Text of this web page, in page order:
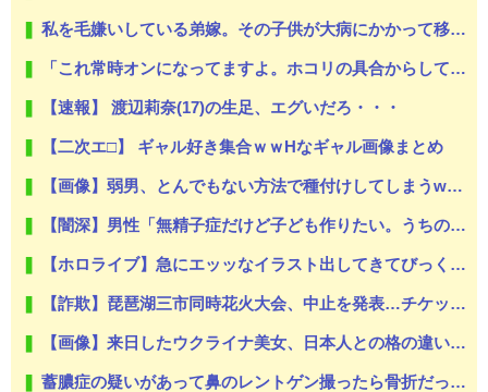
私を毛嫌いしている弟嫁。その子供が大病にかかって移植が必要になったが、検査の結果私は提供者になれなかった。ここで弟嫁爆発。弟嫁「疫病神！子供がタヒんだらお前のせいだ！」
「これ常時オンになってますよ。ホコリの具合からして、だいぶ長いこと」8年分のガス代の正体…？
【速報】 渡辺莉奈(17)の生足、エグいだろ・・・
【二次エ□】 ギャル好き集合ｗｗHなギャル画像まとめ
【画像】弱男、とんでもない方法で種付けしてしまうwww
【闇深】男性「無精子症だけど子ども作りたい。うちの妻と性交渉してくれ」 友人「…わかった」⇒結果！
【ホロライブ】急にエッッなイラスト出してきてびっくりしたで
【詐欺】琵琶湖三市同時花火大会、中止を発表…チケット代や出店料の返金については明言せず
【画像】来日したウクライナ美女、日本人との格の違いを見せつける
蓄膿症の疑いがあって鼻のレントゲン撮ったら骨折だった。そういや幼稚園の頃顔面着地したことがあったが、 母ちゃん当時気づかなかったのかよ・・・